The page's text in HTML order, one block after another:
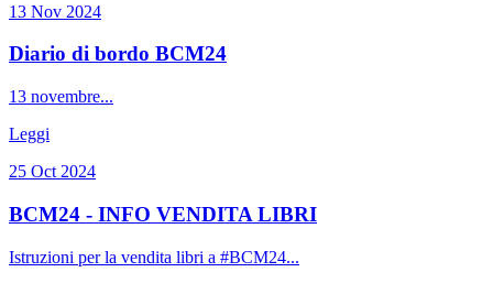
13 Nov 2024
Diario di bordo BCM24
13 novembre...
Leggi
25 Oct 2024
BCM24 - INFO VENDITA LIBRI
Istruzioni per la vendita libri a #BCM24...